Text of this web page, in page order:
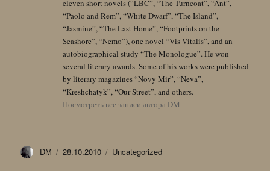
eleven short novels (“LBC”, “The Turncoat”, “Ant”,
“Paolo and Rem”, “White Dwarf”, “The Island”,
“Jasmine”, “The Last Home”, “Footprints on the
Seashore”, “Nemo”), one novel “Vis Vitalis”, and an
autobiographical study “The Monologue”. He won
several literary awards. Some of his works were published
by literary magazines “Novy Mir”, “Neva”,
“Kreshchatyk”, “Our Street”, and others.
Посмотреть все записи автора DM
Автор
DM Опубликовано
28.10.2010 Рубрики
Uncategorized